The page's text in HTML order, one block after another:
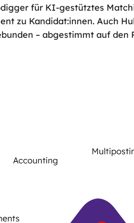
für KI-gestütztes
zu Kandidat:innen. Auch
– abgestimmt auf den